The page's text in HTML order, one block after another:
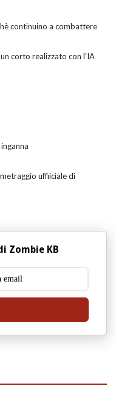
continuino a combattere
corto realizzato con l'IA
uffiiciale di
Zombie KB